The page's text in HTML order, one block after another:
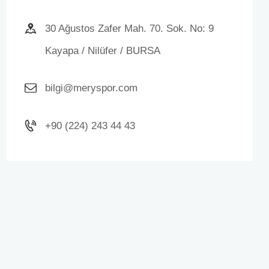
30 Ağustos Zafer Mah. 70. Sok. No: 9
Kayapa / Nilüfer / BURSA
bilgi@meryspor.com
+90 (224) 243 44 43